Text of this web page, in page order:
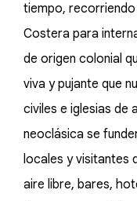
tiempo, recorriendo
Costera para
de origen colonial
viva y pujante que
civiles e iglesias de
neoclásica se
locales y visitantes
aire libre, bares,